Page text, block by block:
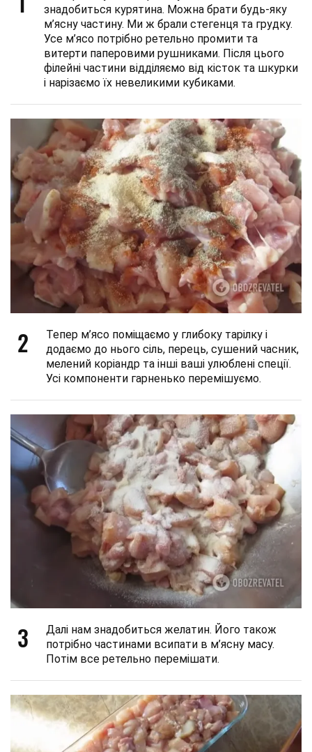
знадобиться курятина. Можна брати будь-яку
м’ясну частину. Ми ж брали стегенця та грудку.
Усе м’ясо потрібно ретельно промити та
витерти паперовими рушниками. Після цього
філейні частини відділяємо від кісток та шкурки
і нарізаємо їх невеликими кубиками.
2
Тепер м’ясо поміщаємо у глибоку тарілку і
додаємо до нього сіль, перець, сушений часник,
мелений коріандр та інші ваші улюблені спеції.
Усі компоненти гарненько перемішуємо.
3
Далі нам знадобиться желатин. Його також
потрібно частинами всипати в м’ясну масу.
Потім все ретельно перемішати.